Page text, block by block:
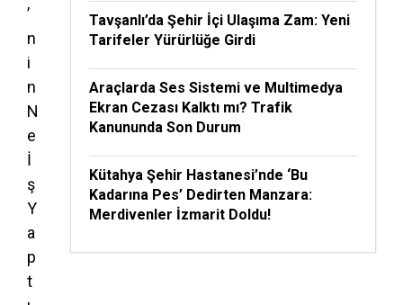
’
n
i
n
N
e
İ
ş
Y
a
p
t
Tavşanlı’da Şehir İçi Ulaşıma Zam: Yeni
Tarifeler Yürürlüğe Girdi
Araçlarda Ses Sistemi ve Multimedya
Ekran Cezası Kalktı mı? Trafik
Kanununda Son Durum
Kütahya Şehir Hastanesi’nde ‘Bu
Kadarına Pes’ Dedirten Manzara:
Merdivenler İzmarit Doldu!